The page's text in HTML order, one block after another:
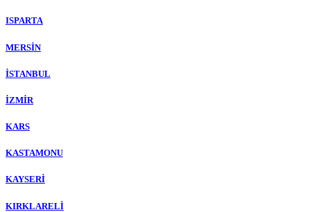
ISPARTA
MERSİN
İSTANBUL
İZMİR
KARS
KASTAMONU
KAYSERİ
KIRKLARELİ